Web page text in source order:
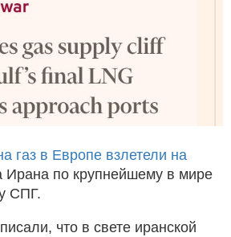
газ в Европе взлетели на
Ирана по крупнейшему в мире
СПГ.
что в свете иранской